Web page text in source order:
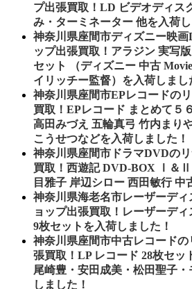
プ出張買取！LD ビデオディス
み・ターミネーター 他を入荷し
神奈川県座間市ディズニー映
ップ出張買取！アラジン 実写
セット （ディズニー 中古
イリッチー監督）を入荷しまし
神奈川県座間市EPレコードの
買取！EPレコード まとめて
高田みづえ 五輪真弓 竹内まり
こうせつなどを入荷しました！
神奈川県座間市ドラマDVDの
買取！西遊記 DVD-BOX Ⅰ＆Ⅱ
目雅子 岸辺シロー 西田敏行 中
神奈川県海老名市レーザーデ
ョップ出張買取！レーザーデ
9枚セットを入荷しました！
神奈川県座間市中古レコード
張買取！LP レコード 28枚セッ
尾崎豊・安田成美・松田聖子
しました！